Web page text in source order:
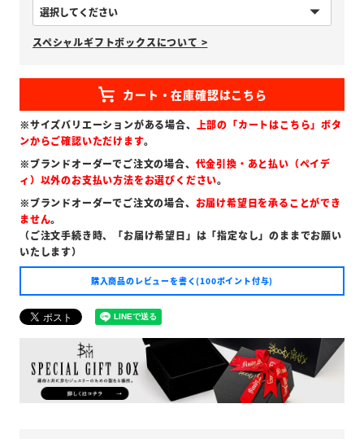
必
須
)
スペシャルギフトボックスについて >
※サイズバリエーションがある場合、 上部の「カートはこちら」ボタ
ンからご確認いただけます。
※ブランドオーダーでご注文の場合、 代金引換・あと払い（ペイデ
ィ）以外のお支払い方法をお選びください。
※ブランドオーダーでご注文の場合、 お届け希望日を承ることができ
ません。
（ご注文手続き時、「お届け希望日」は「指定なし」のままでお願い
いたします）
購入商品のレビューを書く(100ポイント付与)